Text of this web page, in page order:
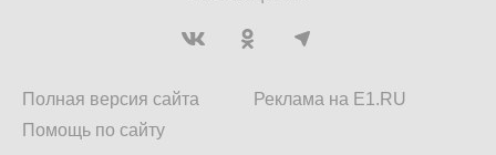
Полная версия сайта
Помощь по сайту
Реклама на E1.RU